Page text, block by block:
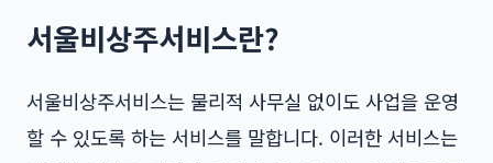
서울비상주서비스란?
서울비상주서비스는 물리적 사무실 없이도 사업을 운영
할 수 있도록 하는 서비스를 말합니다. 이러한 서비스는